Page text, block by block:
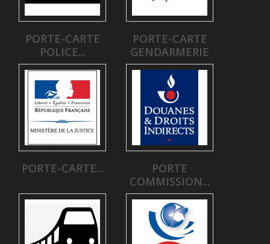
PORTE-CARTE
POLICE...
PORTE-CARTE
GENDARMERIE
PORTE-CARTE...
PORTE
COMMISSION...